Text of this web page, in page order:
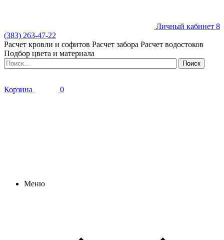
Личный кабинет 8
(383) 263-47-22
Расчет кровли и софитов Расчет забора Расчет водостоков
Подбор цвета и материала
Корзина 0
Меню